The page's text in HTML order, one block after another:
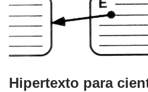
Hipertexto para